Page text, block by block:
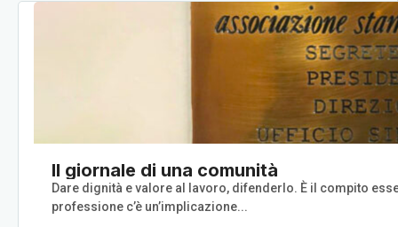
Il giornale di una comunità
Dare dignità e valore al lavoro, difenderlo. È il compito
professione c’è un’implicazione...